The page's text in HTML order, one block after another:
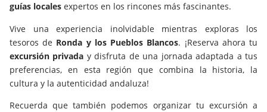
guías locales expertos en los rincones más fascinantes.
Vive una experiencia inolvidable mientras exploras los
tesoros de Ronda y los Pueblos Blancos. ¡Reserva ahora tu
excursión privada y disfruta de una jornada adaptada a tus
preferencias, en esta región que combina la historia, la
cultura y la autenticidad andaluza!
Recuerda que también podemos organizar tu excursión a